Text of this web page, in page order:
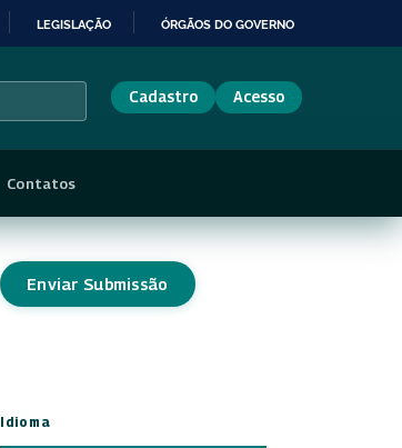
LEGISLAÇÃO ÓRGÃOS DO GOVERNO
Cadastro Acesso
Contatos
Enviar Submissão
Idioma